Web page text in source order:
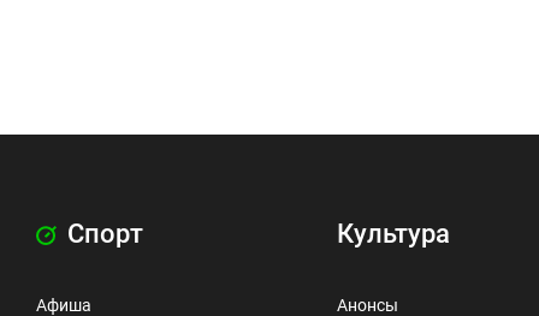
Спорт
Афиша
Культура
Анонсы